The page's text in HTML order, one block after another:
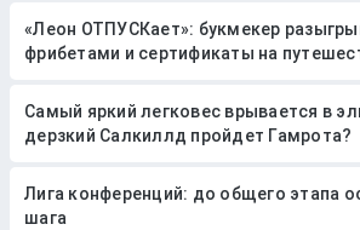
«Леон ОТПУСКает»: букмекер
фрибетами и сертификаты на
Самый яркий легковес врывается в
дерзкий Салкиллд пройдет Гамрота?
Лига конференций: до общего этапа
шага